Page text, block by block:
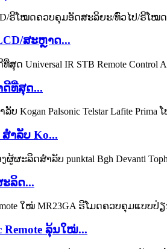
ສະຫຼາດ...
ທີ່ສຸດ...
ຳລັບ Ko...
ລິດ...
ລຸ້ນໃໝ່...